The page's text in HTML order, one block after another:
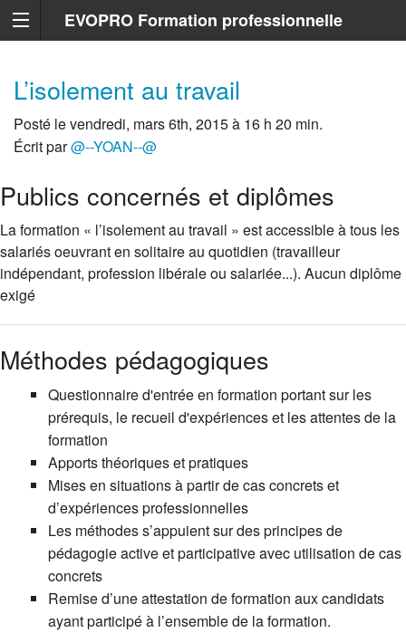
EVOPRO Formation professionnelle
L’isolement au travail
Posté le vendredi, mars 6th, 2015 à 16 h 20 min.
Écrit par@--YOAN--@
Publics concernés et diplômes
La formation « l’isolement au travail » est accessible à tous les
salariés oeuvrant en solitaire au quotidien (travailleur
indépendant, profession libérale ou salariée...). Aucun diplôme
exigé
Méthodes pédagogiques
Questionnaire d'entrée en formation portant sur les
prérequis, le recueil d'expériences et les attentes de la
formation
Apports théoriques et pratiques
Mises en situations à partir de cas concrets et
d’expériences professionnelles
Les méthodes s’appuient sur des principes de
pédagogie active et participative avec utilisation de cas
concrets
Remise d’une attestation de formation aux candidats
ayant participé à l’ensemble de la formation.